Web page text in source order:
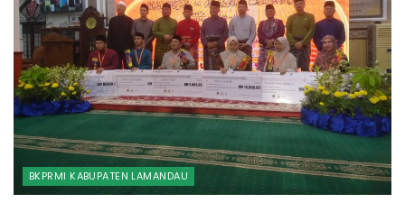
BKPRMI KABUPATEN LAMANDAU